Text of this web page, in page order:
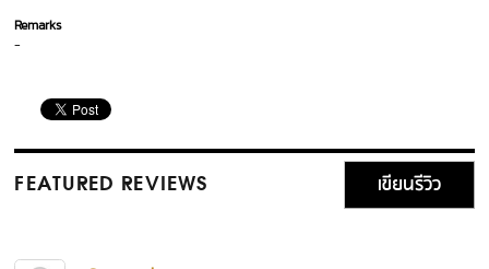
Remarks
-
FEATURED REVIEWS เขียนรีวิว